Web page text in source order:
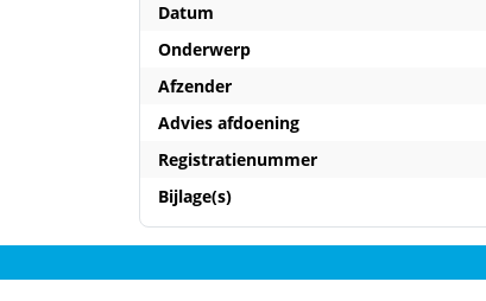
Datum
Onderwerp
Afzender
Advies afdoening
Registratienummer
Bijlage(s)